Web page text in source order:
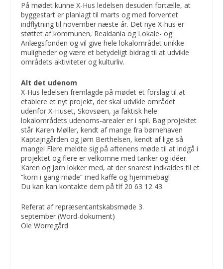
På mødet kunne X-Hus ledelsen desuden fortælle, at
byggestart er planlagt til marts og med forventet
indflytning til november næste år. Det nye X-hus er
støttet af kommunen, Realdania og Lokale- og
Anlægsfonden og vil give hele lokalområdet unikke
muligheder og være et betydeligt bidrag til at udvikle
områdets aktiviteter og kulturliv.
Alt det udenom
X-Hus ledelsen fremlagde på mødet et forslag til at
etablere et nyt projekt, der skal udvikle området
udenfor X-Huset, Skovsøen, ja faktisk hele
lokalområdets udenoms-arealer er i spil. Bag projektet
står Karen Møller, kendt af mange fra børnehaven
Kaptajngården og Jørn Berthelsen, kendt af lige så
mange! Flere meldte sig på aftenens møde til at indgå i
projektet og flere er velkomne med tanker og idéer.
Karen og Jørn lokker med, at der snarest indkaldes til et
“kom i gang møde” med kaffe og hjemmebag!
Du kan kan kontakte dem på tlf 20 63 12 43.
Referat af repræsentantskabsmøde 3.
september (Word-dokument)
Ole Worregård